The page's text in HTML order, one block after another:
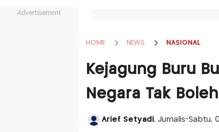
Advertisement
HOME NEWS NASIONAL
Kejagung Buru
Negara Tak
Arief Setyadi, Jurnalis-Sabtu,